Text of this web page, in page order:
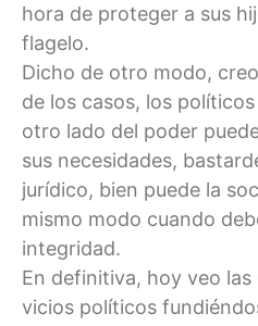
hora de proteger a sus
flagelo.
Dicho de otro modo,
de los casos, los
otro lado del poder
sus necesidades,
jurídico, bien puede la
mismo modo cuando
integridad.
En definitiva, hoy veo
vicios políticos